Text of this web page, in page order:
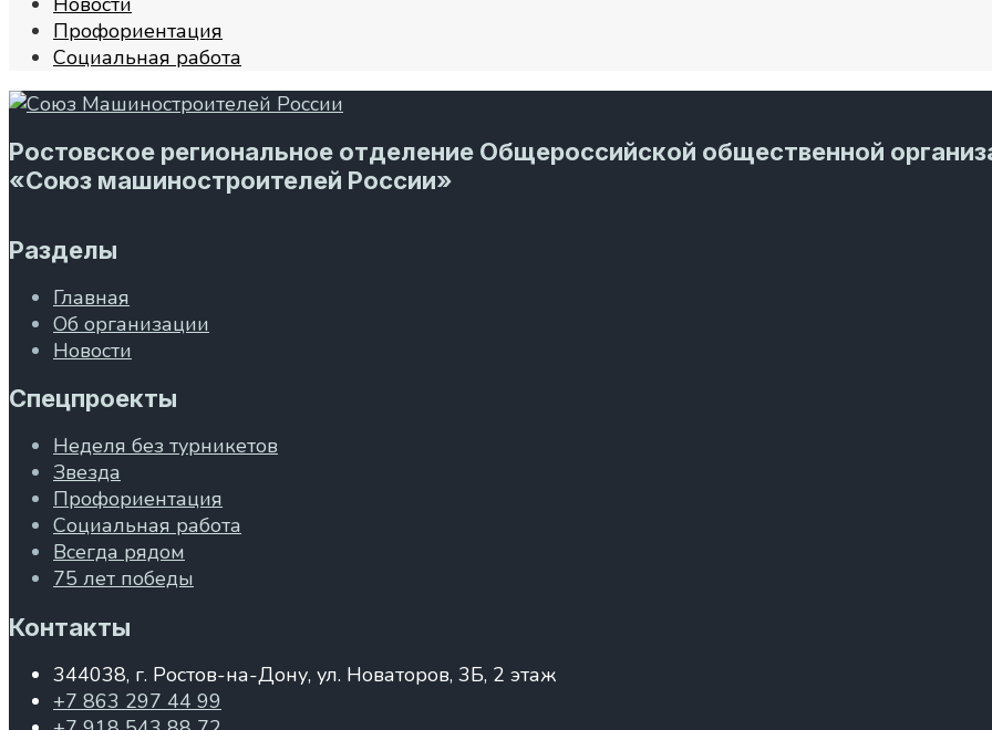
Профориентация
Социальная работа
Ростовское региональное отделение Общероссийской общественной
«Союз машиностроителей России»
Разделы
Главная
Об организации
Новости
Спецпроекты
Неделя без турникетов
Звезда
Профориентация
Социальная работа
Всегда рядом
75 лет победы
Контакты
344038, г. Ростов-на-Дону, ул. Новаторов, 3Б, 2 этаж
+7 863 297 44 99